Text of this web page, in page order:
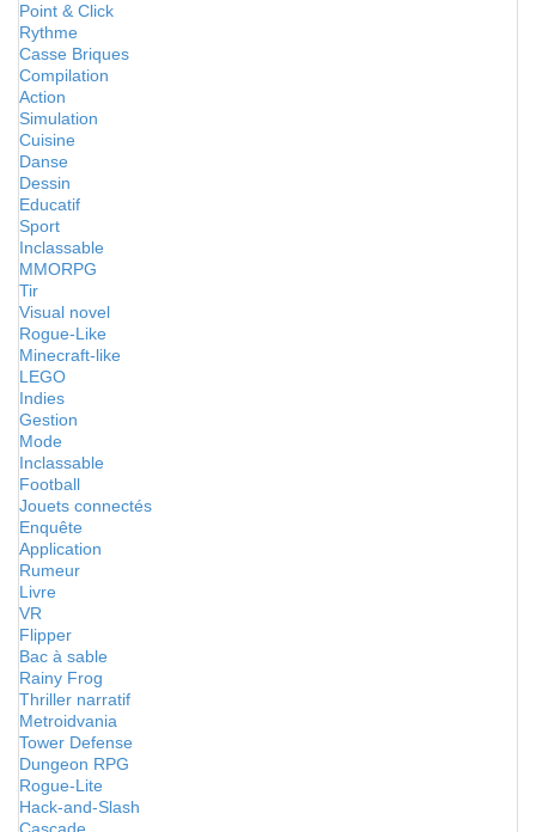
Point & Click
Rythme
Casse Briques
Compilation
Action
Simulation
Cuisine
Danse
Dessin
Educatif
Sport
Inclassable
MMORPG
Tir
Visual novel
Rogue-Like
Minecraft-like
LEGO
Indies
Gestion
Mode
Inclassable
Football
Jouets connectés
Enquête
Application
Rumeur
Livre
VR
Flipper
Bac à sable
Rainy Frog
Thriller narratif
Metroidvania
Tower Defense
Dungeon RPG
Rogue-Lite
Hack-and-Slash